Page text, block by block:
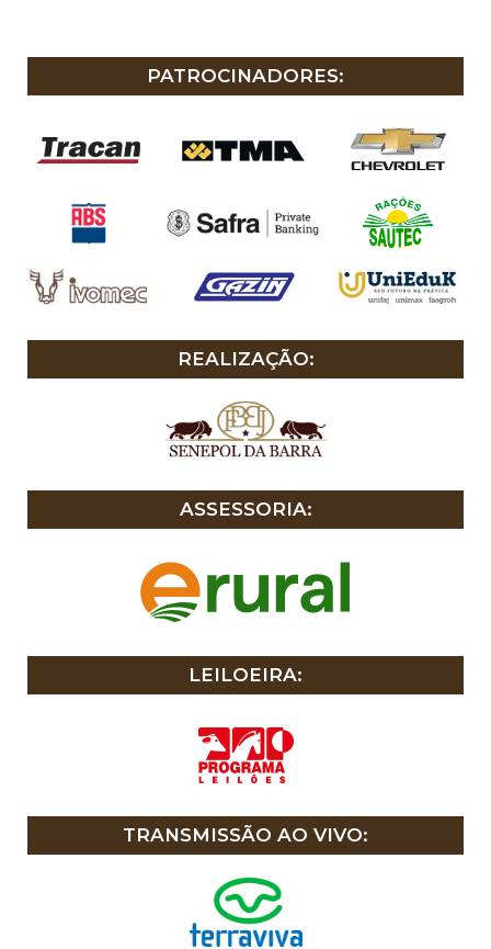
PATROCINADORES:
REALIZAÇÃO:
ASSESSORIA:
LEILOEIRA:
TRANSMISSÃO AO VIVO: